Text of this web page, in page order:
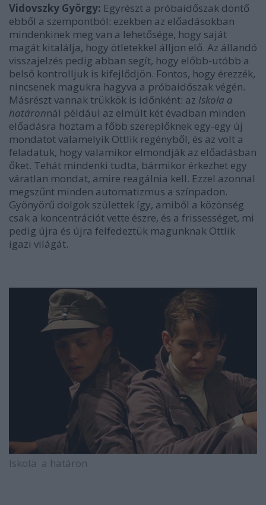
Vidovszky György: Egyrészt a próbaidőszak döntő
ebből a szempontból: ezekben az előadásokban
mindenkinek meg van a lehetősége, hogy saját
magát kitalálja, hogy ötletekkel álljon elő. Az állandó
visszajelzés pedig abban segít, hogy előbb-utóbb a
belső kontrolljuk is kifejlődjön. Fontos, hogy érezzék,
nincsenek magukra hagyva a próbaidőszak végén.
Másrészt vannak trükkök is időnként: az Iskola a
határonnál például az elmúlt két évadban minden
előadásra hoztam a főbb szereplőknek egy-egy új
mondatot valamelyik Ottlik regényből, és az volt a
feladatuk, hogy valamikor elmondják az előadásban
őket. Tehát mindenki tudta, bármikor érkezhet egy
váratlan mondat, amire reagálnia kell. Ezzel azonnal
megszűnt minden automatizmus a színpadon.
Gyönyörű dolgok születtek így, amiből a közönség
csak a koncentrációt vette észre, és a frissességet, mi
pedig újra és újra felfedeztük magunknak Ottlik
igazi világát.
Iskola a határon